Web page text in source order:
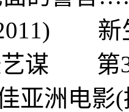
新
艺谋 第
洲电影